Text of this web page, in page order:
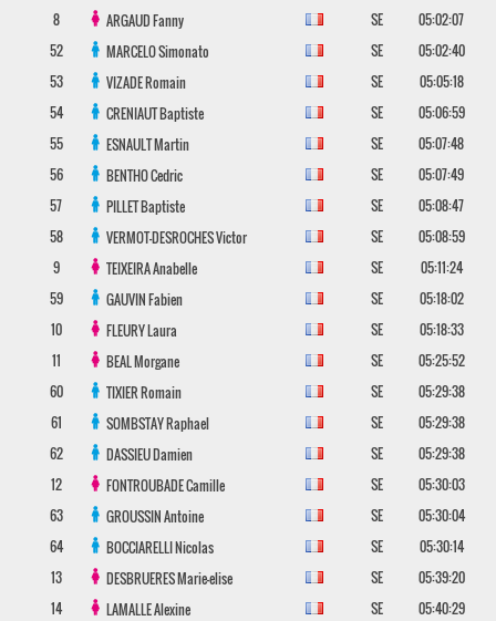
8 ARGAUDFanny SE
05:02:07
52
MARCELOSimonato SE
05:02:40
53
VIZADERomain SE
05:05:18
54
CRENIAUTBaptiste SE
05:06:59
55
ESNAULTMartin SE
05:07:48
56
BENTHOCedric SE
05:07:49
57
PILLETBaptiste SE
05:08:47
58
VERMOT-DESROCHESVictor SE
05:08:59
9
TEIXEIRAAnabelle SE
05:11:24
59
GAUVINFabien SE
05:18:02
10
FLEURYLaura SE
05:18:33
11
BEALMorgane SE
05:25:52
60
TIXIERRomain SE
05:29:38
61
SOMBSTAYRaphael SE
05:29:38
62
DASSIEUDamien SE
05:29:38
12
FONTROUBADECamille SE
05:30:03
63
GROUSSINAntoine SE
05:30:04
64
BOCCIARELLINicolas SE
05:30:14
13
DESBRUERESMarie-elise SE
05:39:20
14
LAMALLEAlexine SE
05:40:29